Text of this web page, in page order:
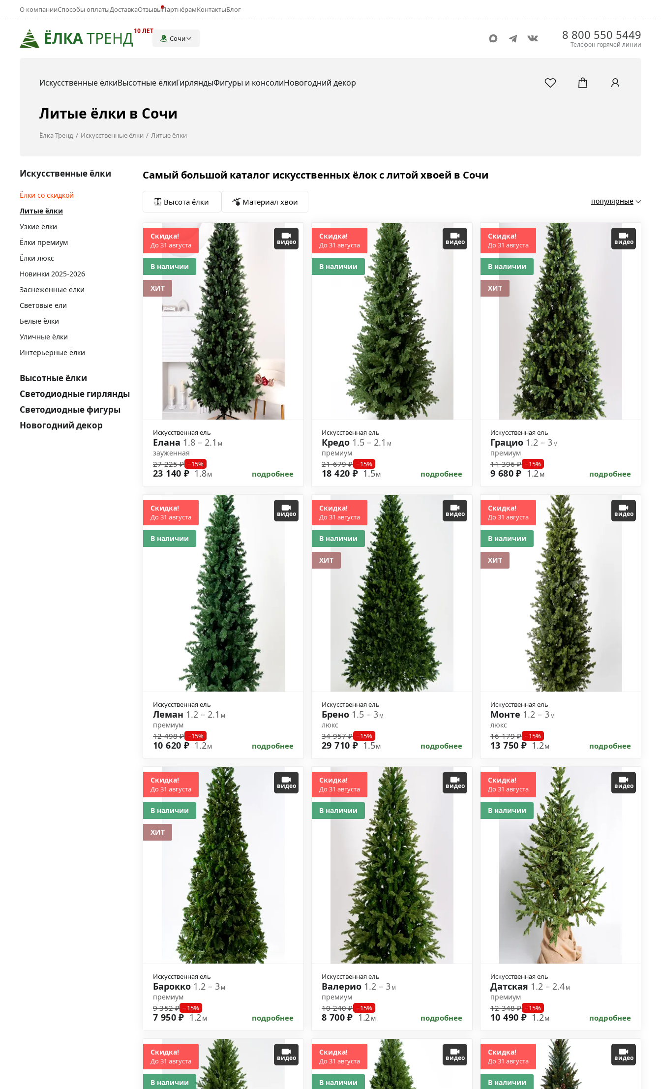
ЁЛКАТРЕНД10 ЛЕТ
Сочи
О компанииСпособы оплатыДоставкаОтзывыПартнёрамКонтактыБлог
8 800 550 5449
Телефон горячей линии
Искусственные ёлкиВысотные ёлкиГирляндыФигуры и консолиНовогодний декор
Литые ёлки в Сочи
Ёлка Тренд Искусственные ёлки Литые ёлки
Искусственные ёлки
Ёлки со скидкой
Литые ёлки
Узкие ёлки
Ёлки премиум
Ёлки люкс
Новинки 2025-2026
Заснеженные ёлки
Световые ели
Белые ёлки
Уличные ёлки
Интерьерные ёлки
Высотные ёлки
Светодиодные гирлянды
Светодиодные фигуры
Новогодний декор
Самый большой каталог искусственных ёлок с литой хвоей в Сочи
Высота ёлки Материал хвои популярные
видео
Искусственная ель
Елана 1.8 – 2.1м
зауженная
27 225 ₽ −15%
23 140 ₽ 1.8м подробнее
Скидка!
До 31 августа
В наличии
ХИТ
видео
Искусственная ель
Кредо 1.5 – 2.1м
премиум
21 679 ₽ −15%
18 420 ₽ 1.5м подробнее
Скидка!
До 31 августа
В наличии
видео
Искусственная ель
Грацио 1.2 – 3м
премиум
11 396 ₽ −15%
9 680 ₽ 1.2м подробнее
Скидка!
До 31 августа
В наличии
ХИТ
видео
Искусственная ель
Леман 1.2 – 2.1м
премиум
12 498 ₽ −15%
10 620 ₽ 1.2м подробнее
Скидка!
До 31 августа
В наличии
видео
Искусственная ель
Брено 1.5 – 3м
люкс
34 957 ₽ −15%
29 710 ₽ 1.5м подробнее
Скидка!
До 31 августа
В наличии
ХИТ
видео
Искусственная ель
Монте 1.2 – 3м
люкс
16 179 ₽ −15%
13 750 ₽ 1.2м подробнее
Скидка!
До 31 августа
В наличии
ХИТ
видео
Искусственная ель
Барокко 1.2 – 3м
премиум
9 352 ₽ −15%
7 950 ₽ 1.2м подробнее
Скидка!
До 31 августа
В наличии
ХИТ
видео
Искусственная ель
Валерио 1.2 – 3м
премиум
10 240 ₽ −15%
8 700 ₽ 1.2м подробнее
Скидка!
До 31 августа
В наличии
видео
Искусственная ель
Датская 1.2 – 2.4м
премиум
12 348 ₽ −15%
10 490 ₽ 1.2м подробнее
Скидка!
До 31 августа
В наличии
видео
Скидка!
До 31 августа
В наличии
видео
Скидка!
До 31 августа
В наличии
видео
Скидка!
До 31 августа
В наличии